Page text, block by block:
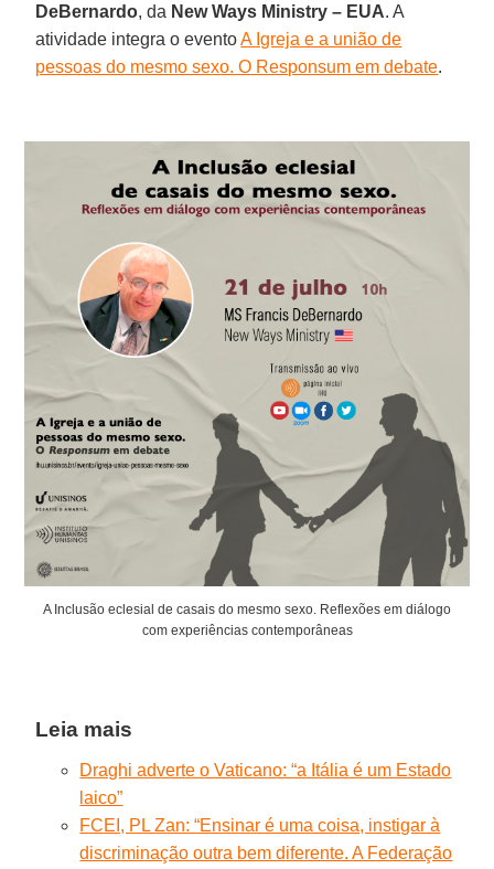
DeBernardo, da New Ways Ministry – EUA. A
atividade integra o eventoA Igreja e a união de
pessoas do mesmo sexo. O Responsum em debate.
A Inclusão eclesial de casais do mesmo sexo. Reflexões em diálogo
com experiências contemporâneas
Leia mais
Draghi adverte o Vaticano: “a Itália é um Estado
laico”
FCEI, PL Zan: “Ensinar é uma coisa, instigar à
discriminação outra bem diferente. A Federação